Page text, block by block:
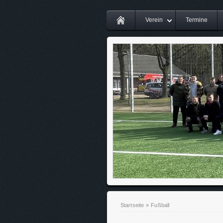
Verein Termine
Startseite » Fußball